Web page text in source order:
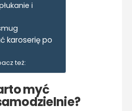
i
karoserię po
też:
myć